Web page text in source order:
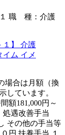
職 種： 介護
場合は月額（換
しています。
額181,000円～
処遇改善手当
その他の手当等